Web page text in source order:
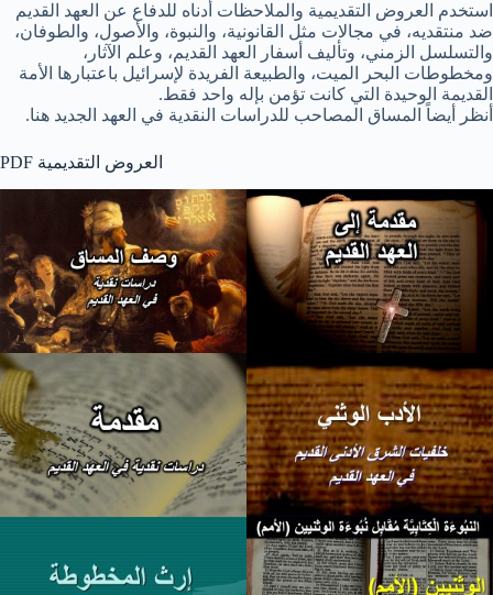
استخدم العروض التقديمية والملاحظات أدناه للدفاع عن العهد القديم
ضد منتقديه، في مجالات مثل القانونية، والنبوة، والأصول، والطوفان،
والتسلسل الزمني، وتأليف أسفار العهد القديم، وعلم الآثار،
ومخطوطات البحر الميت، والطبيعة الفريدة لإسرائيل باعتبارها الأمة
القديمة الوحيدة التي كانت تؤمن بإله واحد فقط.
أنظر أيضاً المساق المصاحب للدراسات النقدية في العهد الجديد هنا.
PDF العروض التقديمية